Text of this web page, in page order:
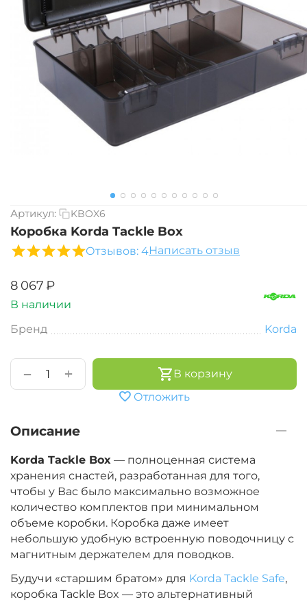
Артикул: KBOX6
Коробка Korda Tackle Box
Отзывов: 4Написать отзыв
‍8 067‍₽
В наличии
Бренд
Korda
+
−
В корзину
Отложить
Описание
Korda Tackle Box — полноценная система
хранения снастей, разработанная для того,
чтобы у Вас было максимально возможное
количество комплектов при минимальном
объеме коробки. Коробка даже имеет
небольшую удобную встроенную поводочницу с
магнитным держателем для поводков.
Будучи «старшим братом» для Korda Tackle Safe,
коробка Tackle Box — это альтернативный